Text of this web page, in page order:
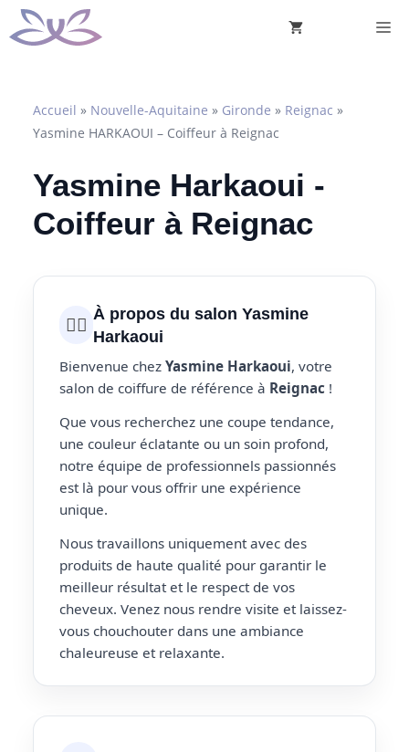
Aller
au
Accueil » Nouvelle-Aquitaine » Gironde » Reignac »
Yasmine HARKAOUI – Coiffeur à Reignac
Yasmine Harkaoui -
Coiffeur à Reignac
💇‍♀️ À propos du salon Yasmine
Harkaoui
Bienvenue chez Yasmine Harkaoui, votre
salon de coiffure de référence à Reignac !
Que vous recherchez une coupe tendance,
une couleur éclatante ou un soin profond,
notre équipe de professionnels passionnés
est là pour vous offrir une expérience
unique.
Nous travaillons uniquement avec des
produits de haute qualité pour garantir le
meilleur résultat et le respect de vos
cheveux. Venez nous rendre visite et laissez-
vous chouchouter dans une ambiance
chaleureuse et relaxante.